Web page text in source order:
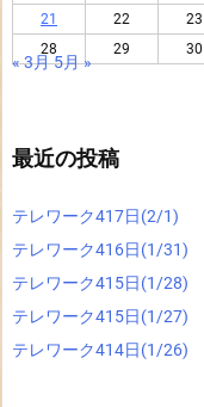
21
22 23
28
29 30
« 3月5月 »
最近の投稿
テレワーク417日(2/1)
テレワーク416日(1/31)
テレワーク415日(1/28)
テレワーク415日(1/27)
テレワーク414日(1/26)